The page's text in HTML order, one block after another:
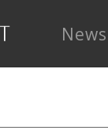
News